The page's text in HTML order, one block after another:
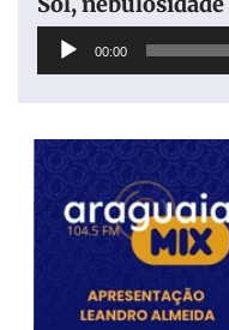
Tocador
00:00